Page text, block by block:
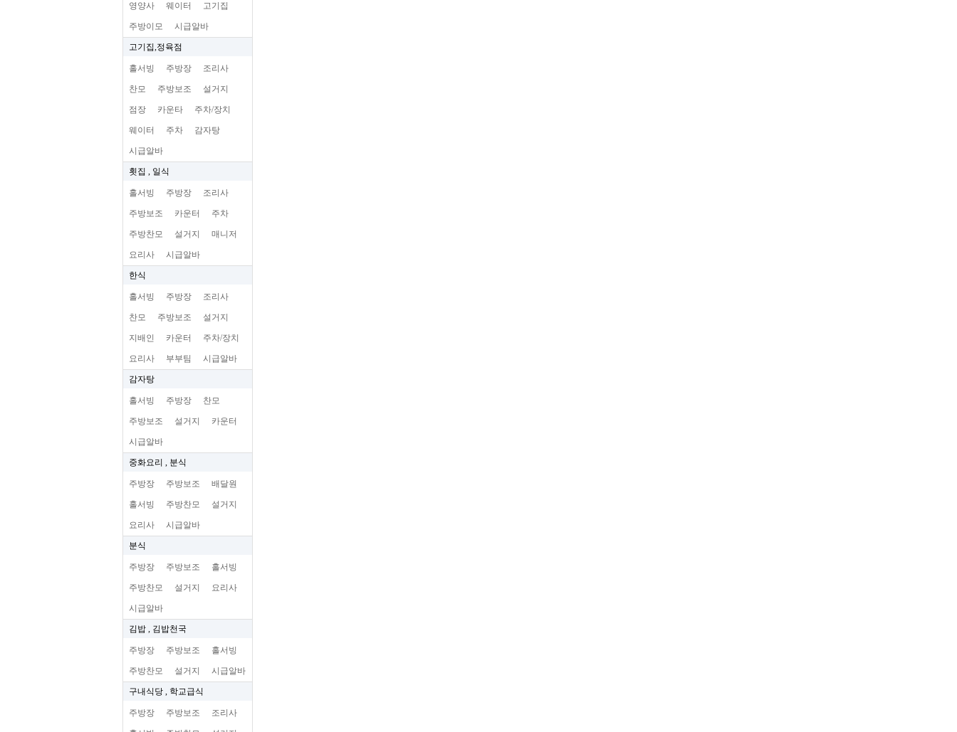
영양사 웨이터 고기집
주방이모 시급알바
고기집,정육점
홀서빙 주방장 조리사
찬모 주방보조 설거지
점장 카운타 주차/장치
웨이터 주차 감자탕
시급알바
횟집 , 일식
홀서빙 주방장 조리사
주방보조 카운터 주차
주방찬모 설거지 매니저
요리사 시급알바
한식
홀서빙 주방장 조리사
찬모 주방보조 설거지
지배인 카운터 주차/장치
요리사 부부팀 시급알바
감자탕
홀서빙 주방장 찬모
주방보조 설거지 카운터
시급알바
중화요리 , 분식
주방장 주방보조 배달원
홀서빙 주방찬모 설거지
요리사 시급알바
분식
주방장 주방보조 홀서빙
주방찬모 설거지 요리사
시급알바
김밥 , 김밥천국
주방장 주방보조 홀서빙
주방찬모 설거지 시급알바
구내식당 , 학교급식
주방장 주방보조 조리사